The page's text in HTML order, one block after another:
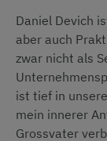
Daniel Devich
aber auch
zwar nicht als
ist tief in
mein innerer
Grossvater